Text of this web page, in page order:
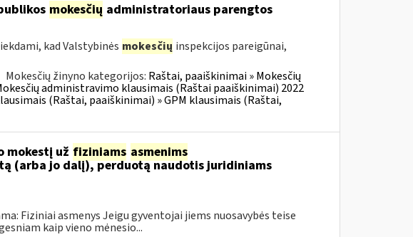
mokesčių administratoriaus parengtos
kad Valstybinės mokesčių inspekcijos pareigūnai,
Mokesčių žinyno kategorijos: Raštai, paaiškinimai » Mokesčių
administravimo klausimais (Raštai paaiškinimai) 2022
(Raštai, paaiškinimai) » GPM klausimais (Raštai,
mokestį už fiziniams asmenims
(arba jo dalį), perduotą naudotis juridiniams
Fiziniai asmenys Jeigu gyventojai jiems nuosavybės teise
kaip vieno mėnesio...